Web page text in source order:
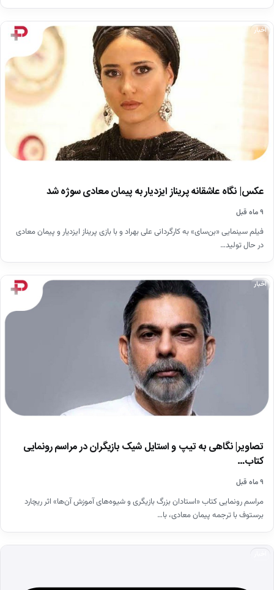
اخبار
عکس| نگاه عاشقانه پریناز ایزدیار به پیمان معادی سوژه شد
۹ ماه قبل
فیلم سینمایی «بن‌سای» به کارگردانی علی بهراد و با بازی پریناز ایزدیار و پیمان معادی
در حال تولید…
اخبار
تصاویر| نگاهی به تیپ و استایل شیک بازیگران در مراسم رونمایی
کتاب…
۹ ماه قبل
مراسم رونمایی کتاب «استادان بزرگ بازیگری و شیوه‌های آموزش آن‌ها» اثر ریچارد
برستوف با ترجمه پیمان معادی، با…